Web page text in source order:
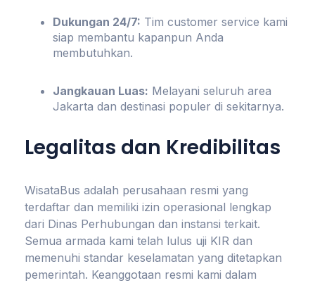
Dukungan 24/7: Tim customer service kami
siap membantu kapanpun Anda
membutuhkan.
Jangkauan Luas: Melayani seluruh area
Jakarta dan destinasi populer di sekitarnya.
Legalitas dan Kredibilitas
WisataBus adalah perusahaan resmi yang
terdaftar dan memiliki izin operasional lengkap
dari Dinas Perhubungan dan instansi terkait.
Semua armada kami telah lulus uji KIR dan
memenuhi standar keselamatan yang ditetapkan
pemerintah. Keanggotaan resmi kami dalam